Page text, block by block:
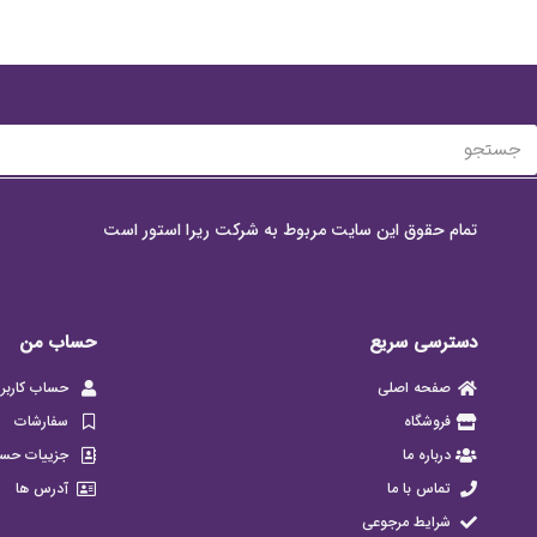
تمام حقوق این سایت مربوط به شرکت ریرا استور است
دسترسی سریع
صفحه اصلی
فروشگاه
درباره ما
تماس با ما
شرایط مرجوعی
حساب من
حساب
سفارشات
جزییات
آدرس ها